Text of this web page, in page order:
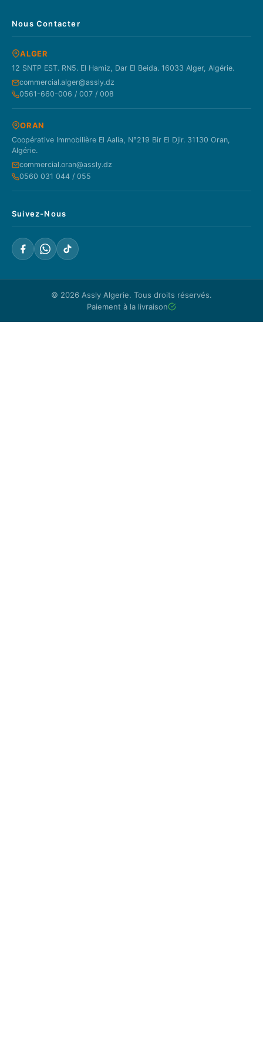
Nous Contacter
ALGER
12 SNTP EST. RN5. El Hamiz, Dar El Beida. 16033 Alger, Algérie.
commercial.alger@assly.dz
0561-660-006 / 007 / 008
ORAN
Coopérative Immobilière El Aalia, N°219 Bir El Djir. 31130 Oran,
Algérie.
commercial.oran@assly.dz
0560 031 044 / 055
Suivez-Nous
© 2026 Assly Algerie. Tous droits réservés.
Paiement à la livraison